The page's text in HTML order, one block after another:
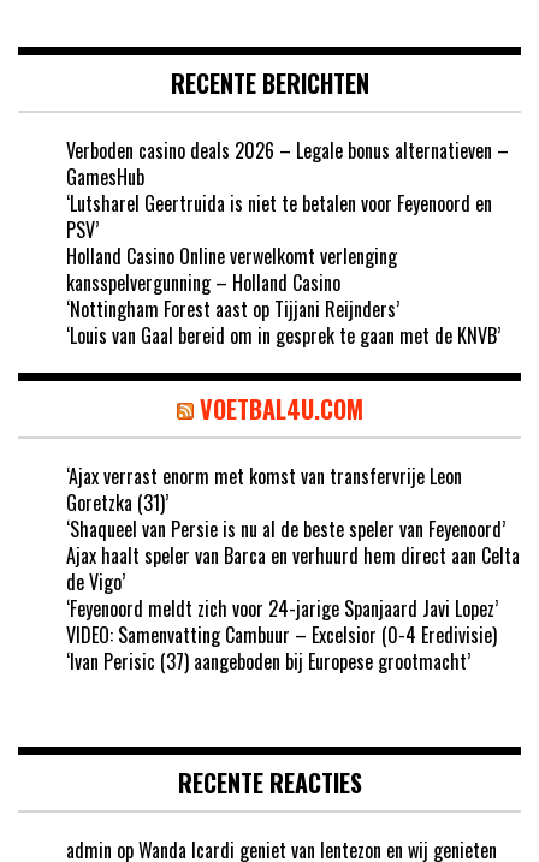
RECENTE BERICHTEN
Verboden casino deals 2026 – Legale bonus alternatieven –
GamesHub
‘Lutsharel Geertruida is niet te betalen voor Feyenoord en
PSV’
Holland Casino Online verwelkomt verlenging
kansspelvergunning – Holland Casino
‘Nottingham Forest aast op Tijjani Reijnders’
‘Louis van Gaal bereid om in gesprek te gaan met de KNVB’
VOETBAL4U.COM
‘Ajax verrast enorm met komst van transfervrije Leon
Goretzka (31)’
‘Shaqueel van Persie is nu al de beste speler van Feyenoord’
Ajax haalt speler van Barca en verhuurd hem direct aan Celta
de Vigo’
‘Feyenoord meldt zich voor 24-jarige Spanjaard Javi Lopez’
VIDEO: Samenvatting Cambuur – Excelsior (0-4 Eredivisie)
‘Ivan Perisic (37) aangeboden bij Europese grootmacht’
RECENTE REACTIES
admin opWanda Icardi geniet van lentezon en wij genieten